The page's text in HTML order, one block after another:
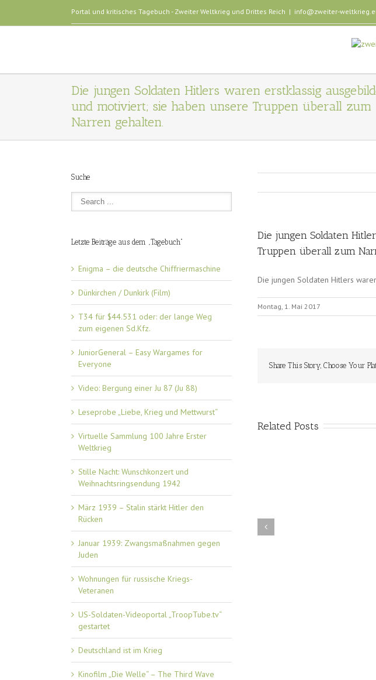
Portal und kritisches Tagebuch - Zweiter Weltkrieg und Drittes Reich | info@zweiter-
Die jungen Soldaten Hitlers waren erstklassig
und motiviert; sie haben unsere Truppen überall zum
Narren gehalten.
Die jungen Soldaten
Truppen überall zum
Die jungen Soldaten Hitlers
Montag, 1. Mai 2017
Share This Story, Choose Your
Related Posts
Suche
Letzte Beiträge aus dem „Tagebuch“
Enigma – die deutsche Chiffriermaschine
Dünkirchen / Dunkirk (Film)
T34 für $44.531 oder: der lange Weg
zum eigenen Sd.Kfz.
JuniorGeneral – Easy Wargames for
Everyone
Video: Bergung einer Ju 87 (Ju 88)
Leseprobe „Liebe, Krieg und Mettwurst“
Virtuelle Sammlung 100 Jahre Erster
Weltkrieg
Stille Nacht: Wunschkonzert und
Weihnachtsringsendung 1942
März 1939 – Stalin stärkt Hitler den
Rücken
Januar 1939: Zwangsmaßnahmen gegen
Juden
Wohnungen für russische Kriegs-
Veteranen
US-Soldaten-Videoportal „TroopTube.tv“
gestartet
Deutschland ist im Krieg
Kinofilm „Die Welle“ – The Third Wave